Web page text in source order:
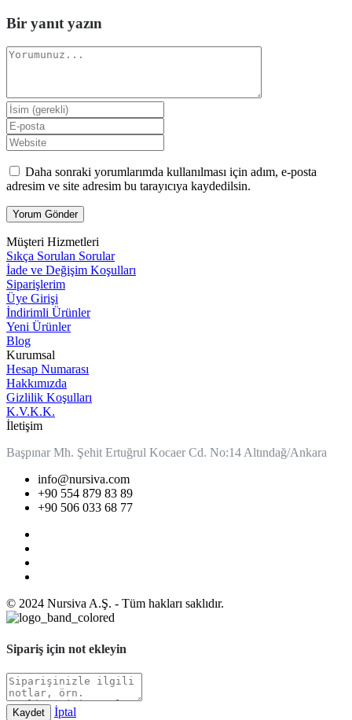
Bir yanıt yazın
Daha sonraki yorumlarımda kullanılması için adım, e-posta
adresim ve site adresim bu tarayıcıya kaydedilsin.
Müşteri Hizmetleri
Sıkça Sorulan Sorular
İade ve Değişim Koşulları
Siparişlerim
Üye Girişi
İndirimli Ürünler
Yeni Ürünler
Blog
Kurumsal
Hesap Numarası
Hakkımızda
Gizlilik Koşulları
K.V.K.K.
İletişim
Başpınar Mh. Şehit Ertuğrul Kocaer Cd. No:14 Altındağ/Ankara
info@nursiva.com
+90 554 879 83 89
+90 506 033 68 77
© 2024 Nursiva A.Ş. - Tüm hakları saklıdır.
Sipariş için not ekleyin
Kaydet İptal